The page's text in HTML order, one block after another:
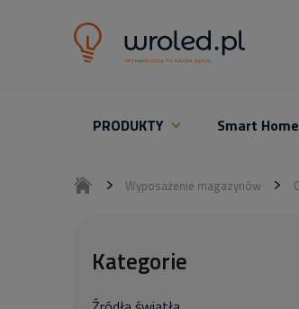
PRODUKTY Smart Home
Wyposażenie magazynów
Kategorie